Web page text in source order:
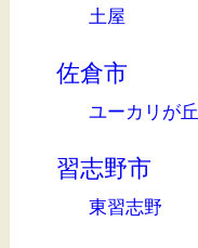
土屋
佐倉市
ユーカリが丘
習志野市
東習志野